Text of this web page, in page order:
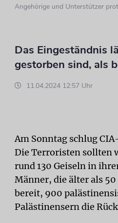
Angehörige und Unterstützer
Das Eingeständnis
gestorben sind, als
11.04.2024 12:57 Uhr
Am Sonntag schlug
Die Terroristen sollten
rund 130 Geiseln in
Männer, die älter als
bereit, 900
Palästinensern die